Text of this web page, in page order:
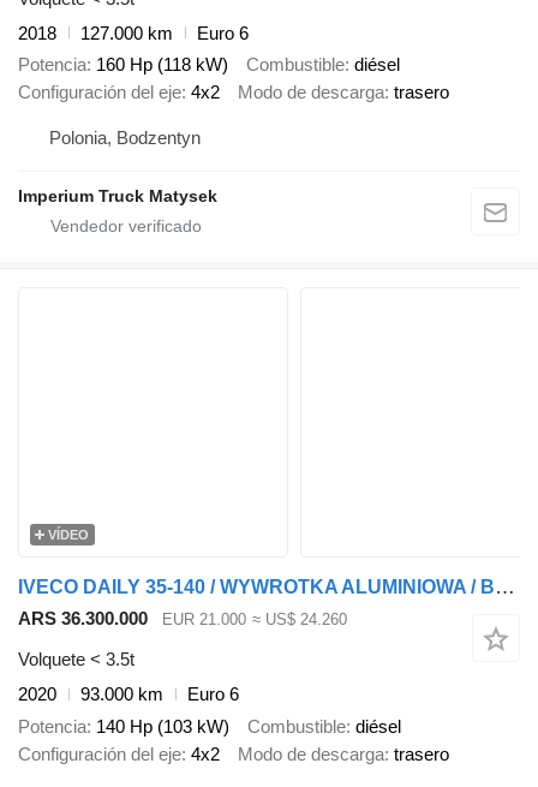
2018
127.000 km
Euro 6
Potencia 160 Hp (118 kW) Combustible diésel
Configuración del eje 4x2 Modo de descarga trasero
Polonia, Bodzentyn
Imperium Truck Matysek
VÍDEO
IVECO DAILY 35-140 / WYWROTKA ALUMINIOWA / BRYGADÓWKA 6 MIEJSC / BLIŹN
ARS 36.300.000 EUR 21.000 ≈ US$ 24.260
Volquete < 3.5t
2020
93.000 km
Euro 6
Potencia 140 Hp (103 kW) Combustible diésel
Configuración del eje 4x2 Modo de descarga trasero